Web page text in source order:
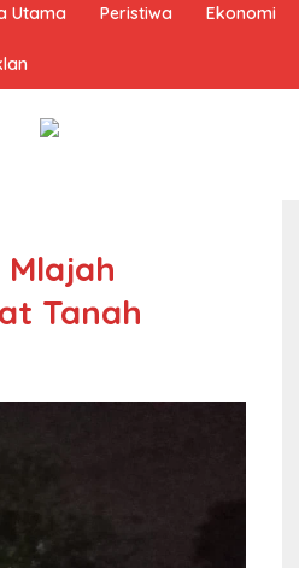
Utama Peristiwa Ekonomi
Tanah